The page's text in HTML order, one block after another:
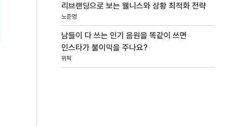
리브랜딩으로 보는 웰니스와 상황 최적화 전략
노준영
남들이 다 쓰는 인기 음원을 똑같이 쓰면
인스타가 불이익을 주나요?
위픽